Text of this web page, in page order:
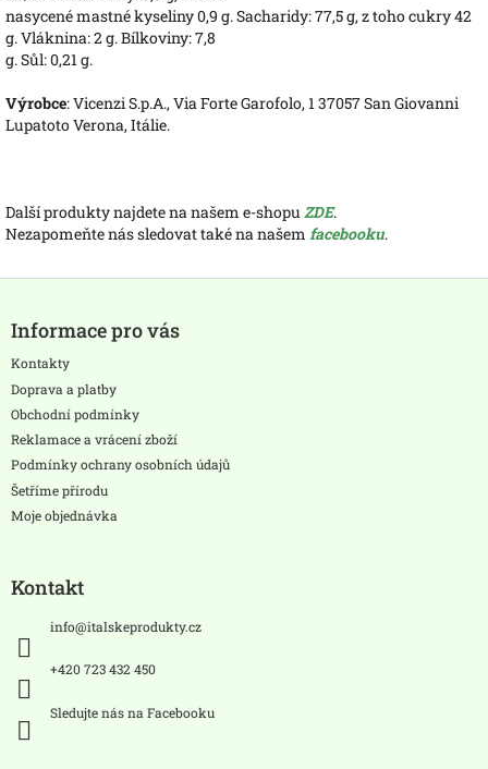
nasycené mastné kyseliny 0,9 g. Sacharidy: 77,5 g, z toho cukry 42
g. Vláknina: 2 g. Bílkoviny: 7,8
g. Sůl: 0,21 g.
Výrobce: Vicenzi S.p.A., Via Forte Garofolo, 1 37057 San Giovanni
Lupatoto Verona, Itálie.
Další produkty najdete na našem e-shopu ZDE.
Nezapomeňte nás sledovat také na našem facebooku.
pInformace pro vás
Kontakty
Doprava a platby
Obchodní podmínky
Reklamace a vrácení zboží
Podmínky ochrany osobních údajů
Šetříme přírodu
Moje objednávka
Kontakt
info@italskeprodukty.cz
+420 723 432 450
Sledujte nás na Facebooku